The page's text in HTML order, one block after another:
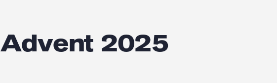
Advent 2025